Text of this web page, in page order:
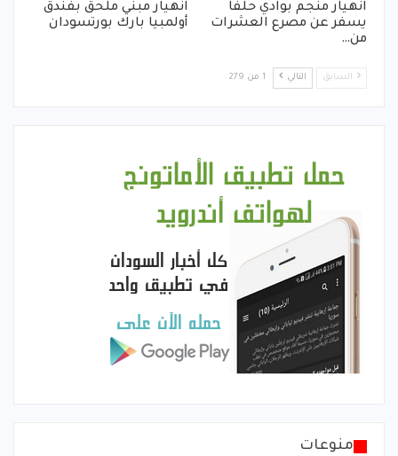
انهيار منجم بوادي حلفا
يسفر عن مصرع العشرات
من…
انهيار مبني ملحق بفندق
أولمبيا بارك بورتسودان
السابق التالي 1 من 279
منوعات